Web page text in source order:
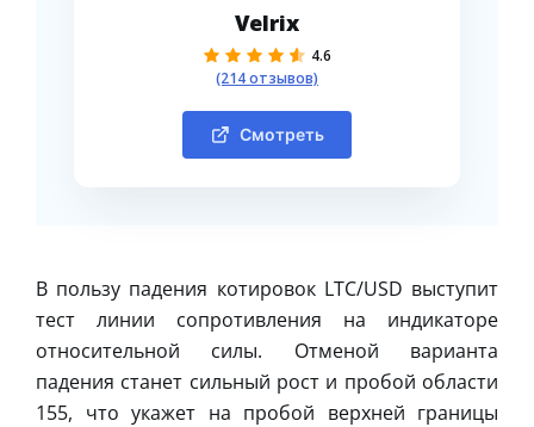
Velrix
4.6
(214 отзывов)
Смотреть
В пользу падения котировок LTC/USD выступит
тест линии сопротивления на индикаторе
относительной силы. Отменой варианта
падения станет сильный рост и пробой области
155, что укажет на пробой верхней границы